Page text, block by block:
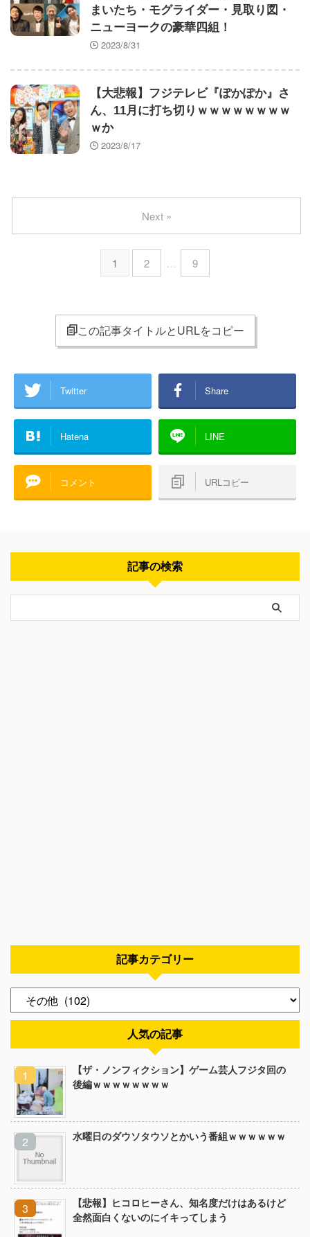
まいたち・モグライダー・見取り図・
ニューヨークの豪華四組！
2023/8/31
【大悲報】フジテレビ『ぽかぽか』さ
ん、11月に打ち切りｗｗｗｗｗｗｗｗ
ｗか
2023/8/17
1 2 … 9
Next »
この記事タイトルとURLをコピー
Twitter Share
Hatena LINE
コメント URLコピー
記事の検索
記事カテゴリー
人気の記事
【ザ・ノンフィクション】ゲーム芸人フジタ回の
後編ｗｗｗｗｗｗｗｗ
水曜日のダウソタウソとかいう番組ｗｗｗｗｗｗ
【悲報】ヒコロヒーさん、知名度だけはあるけど
全然面白くないのにイキってしまう